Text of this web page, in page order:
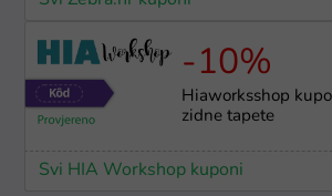
-10%
Hiaworksshop
zidne tapete
Svi HIA Workshop kuponi